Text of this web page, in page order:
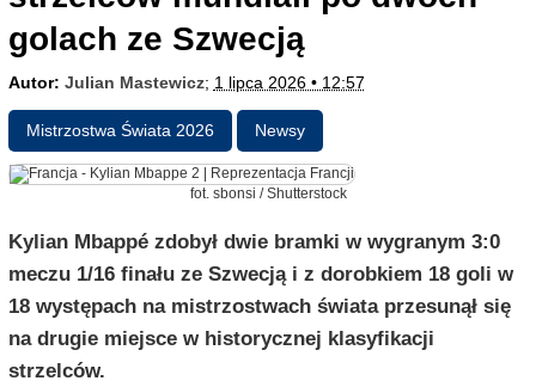
golach ze Szwecją
Autor: Julian Mastewicz; 1 lipca 2026 • 12:57
Mistrzostwa Świata 2026 Newsy
fot. sbonsi / Shutterstock
Kylian Mbappé zdobył dwie bramki w wygranym 3:0
meczu 1/16 finału ze Szwecją i z dorobkiem 18 goli w
18 występach na mistrzostwach świata przesunął się
na drugie miejsce w historycznej klasyfikacji
strzelców.